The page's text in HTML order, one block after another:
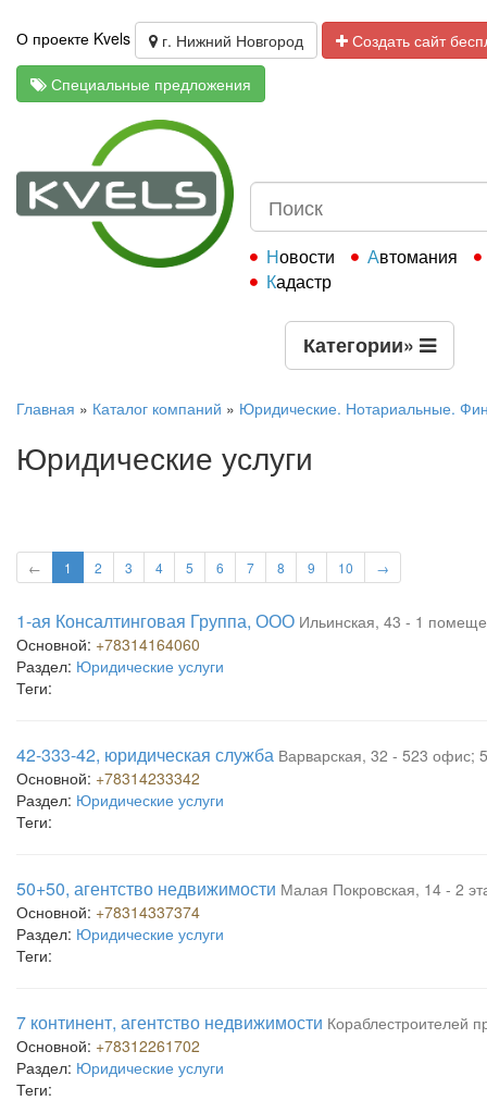
О проекте Kvels г. Нижний Новгород
Создать сайт
Специальные предложения
Новости
Автомания
Кадастр
Категории»
Главная » Каталог компаний » Юридические. Нотариальные.
Юридические услуги
← 1 2 3 4 5 6 7 8 9 10 →
1-ая Консалтинговая Группа, ООО Ильинская, 43 - 1
Основной: +78314164060
Раздел: Юридические услуги
Теги:
42-333-42, юридическая служба Варварская, 32 - 523 офис;
Основной: +78314233342
Раздел: Юридические услуги
Теги:
50+50, агентство недвижимости Малая Покровская, 14 - 2
Основной: +78314337374
Раздел: Юридические услуги
Теги:
7 континент, агентство недвижимости Кораблестроителей
Основной: +78312261702
Раздел: Юридические услуги
Теги: